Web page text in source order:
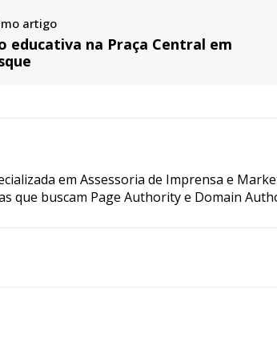
artigo
educativa na Praça Central em
em Assessoria de Imprensa e
que buscam Page Authority e Domain